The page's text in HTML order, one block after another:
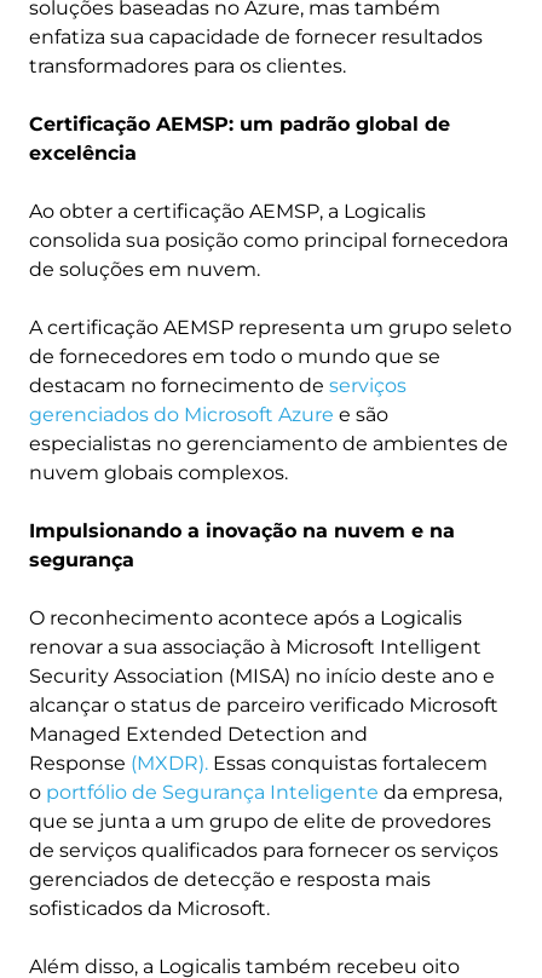
soluções baseadas no Azure, mas também
enfatiza sua capacidade de fornecer resultados
transformadores para os clientes.
Certificação AEMSP: um padrão global de
excelência
Ao obter a certificação AEMSP, a Logicalis
consolida sua posição como principal fornecedora
de soluções em nuvem.
A certificação AEMSP representa um grupo seleto
de fornecedores em todo o mundo que se
destacam no fornecimento de serviços
gerenciados do Microsoft Azure e são
especialistas no gerenciamento de ambientes de
nuvem globais complexos.
Impulsionando a inovação na nuvem e na
segurança
O reconhecimento acontece após a Logicalis
renovar a sua associação à Microsoft Intelligent
Security Association (MISA) no início deste ano e
alcançar o status de parceiro verificado Microsoft
Managed Extended Detection and
Response (MXDR). Essas conquistas fortalecem
o portfólio de Segurança Inteligente da empresa,
que se junta a um grupo de elite de provedores
de serviços qualificados para fornecer os serviços
gerenciados de detecção e resposta mais
sofisticados da Microsoft.
Além disso, a Logicalis também recebeu oito